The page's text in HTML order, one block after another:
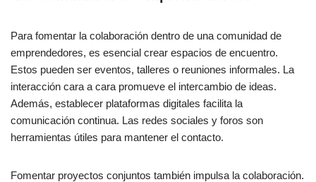
Para fomentar la colaboración dentro de una comunidad de
emprendedores, es esencial crear espacios de encuentro.
Estos pueden ser eventos, talleres o reuniones informales. La
interacción cara a cara promueve el intercambio de ideas.
Además, establecer plataformas digitales facilita la
comunicación continua. Las redes sociales y foros son
herramientas útiles para mantener el contacto.
Fomentar proyectos conjuntos también impulsa la colaboración.